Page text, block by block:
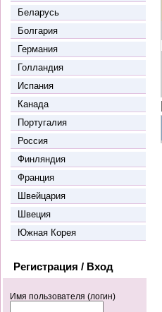
Беларусь
Болгария
Германия
Голландия
Испания
Канада
Португалия
Россия
Финляндия
Франция
Швейцария
Швеция
Южная Корея
Регистрация / Вход
Имя пользователя (логин)